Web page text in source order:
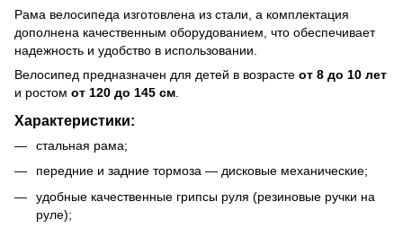
Рама велосипеда изготовлена из стали, а комплектация
дополнена качественным оборудованием, что обеспечивает
надежность и удобство в использовании.
Велосипед предназначен для детей в возрасте от 8 до 10 лет
и ростом от 120 до 145 см
Характеристики:
стальная рама;
передние и задние тормоза — дисковые механические;
удобные качественные грипсы руля (резиновые ручки на
руле);